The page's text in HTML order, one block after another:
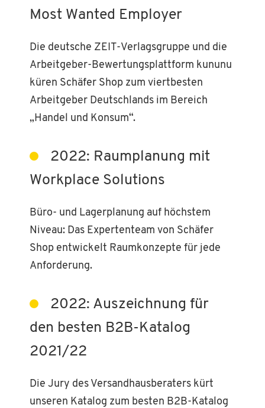
Most Wanted Employer
Die deutsche ZEIT-Verlagsgruppe und die
Arbeitgeber-Bewertungsplattform kununu
küren Schäfer Shop zum viertbesten
Arbeitgeber Deutschlands im Bereich
„Handel und Konsum“.
2022: Raumplanung mit
Workplace Solutions
Büro- und Lagerplanung auf höchstem
Niveau: Das Expertenteam von Schäfer
Shop entwickelt Raumkonzepte für jede
Anforderung.
2022: Auszeichnung für
den besten B2B-Katalog
2021/22
Die Jury des Versandhausberaters kürt
unseren Katalog zum besten B2B-Katalog